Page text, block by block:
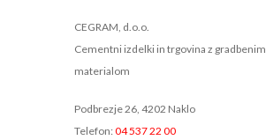
CEGRAM, d.o.o.
Cementni izdelki in trgovina z gradbenim
materialom
Podbrezje 26, 4202 Naklo
Telefon: 04 537 22 00